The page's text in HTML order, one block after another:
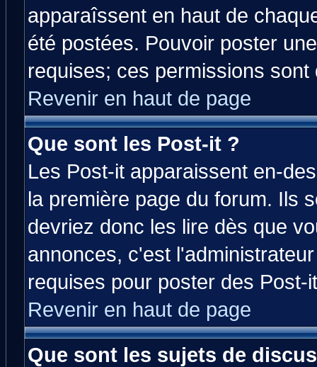
apparaîssent en haut de
été postées. Pouvoir poster
requises; ces permissions
Revenir en haut de page
Que sont les Post-it ?
Les Post-it apparaissent en-
la première page du forum. Ils
devriez donc les lire dès que
annonces, c'est
requises pour poster des Post-
Revenir en haut de page
Que sont les sujets de